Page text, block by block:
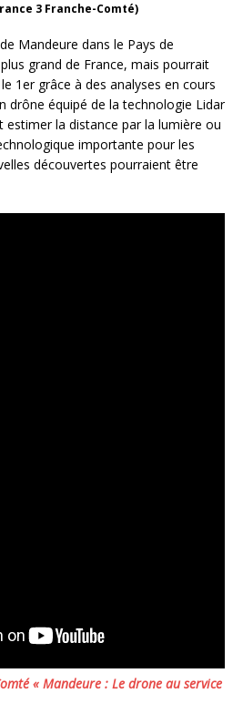
3 Franche-Comté)
Mandeure dans le Pays de
grand de France, mais pourrait
1er grâce à des analyses en cours
drône équipé de la technologie Lidar
la distance par la lumière ou
importante pour les
découvertes pourraient être
« Mandeure : Le drone au service